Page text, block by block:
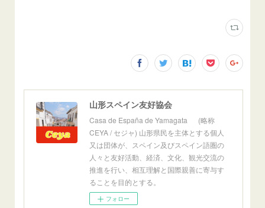
山形スペイン友好協会
Casa de España de Yamagata (略称
CEYA / セジャ) 山形県民を主体とする個人
又は団体が、スペイン及びスペイン語圏の
人々と友好活動、経済、文化、観光交流の
推進を行い、相互理解と国際親善に寄与す
ることを目的とする。
フォロー